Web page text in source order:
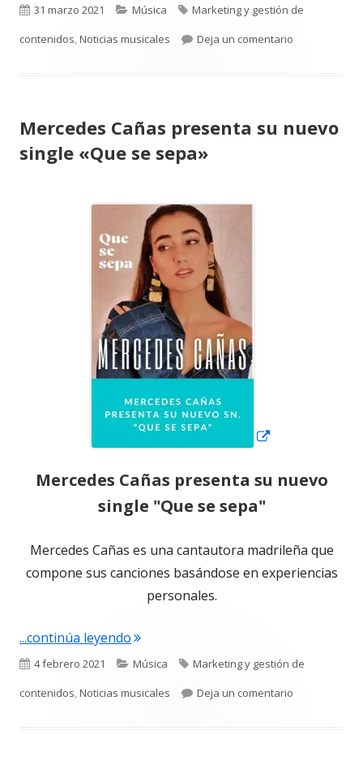
Publicado
el
31 marzo 2021 Categorías
Música Etiquetas
Marketing y gestión de
contenidos,Noticias musicales Deja un comentario
Mercedes Cañas presenta su nuevo
single «Que se sepa»
Mercedes Cañas presenta su nuevo
single "Que se sepa"
Mercedes Cañas es una cantautora madrileña que
compone sus canciones basándose en experiencias
personales.
...continúa leyendo"Mercedes Cañas presenta su nuevo
Publicado
el
4 febrero 2021 Categorías
Música Etiquetas
Marketing y gestión de
contenidos,Noticias musicales Deja un comentario